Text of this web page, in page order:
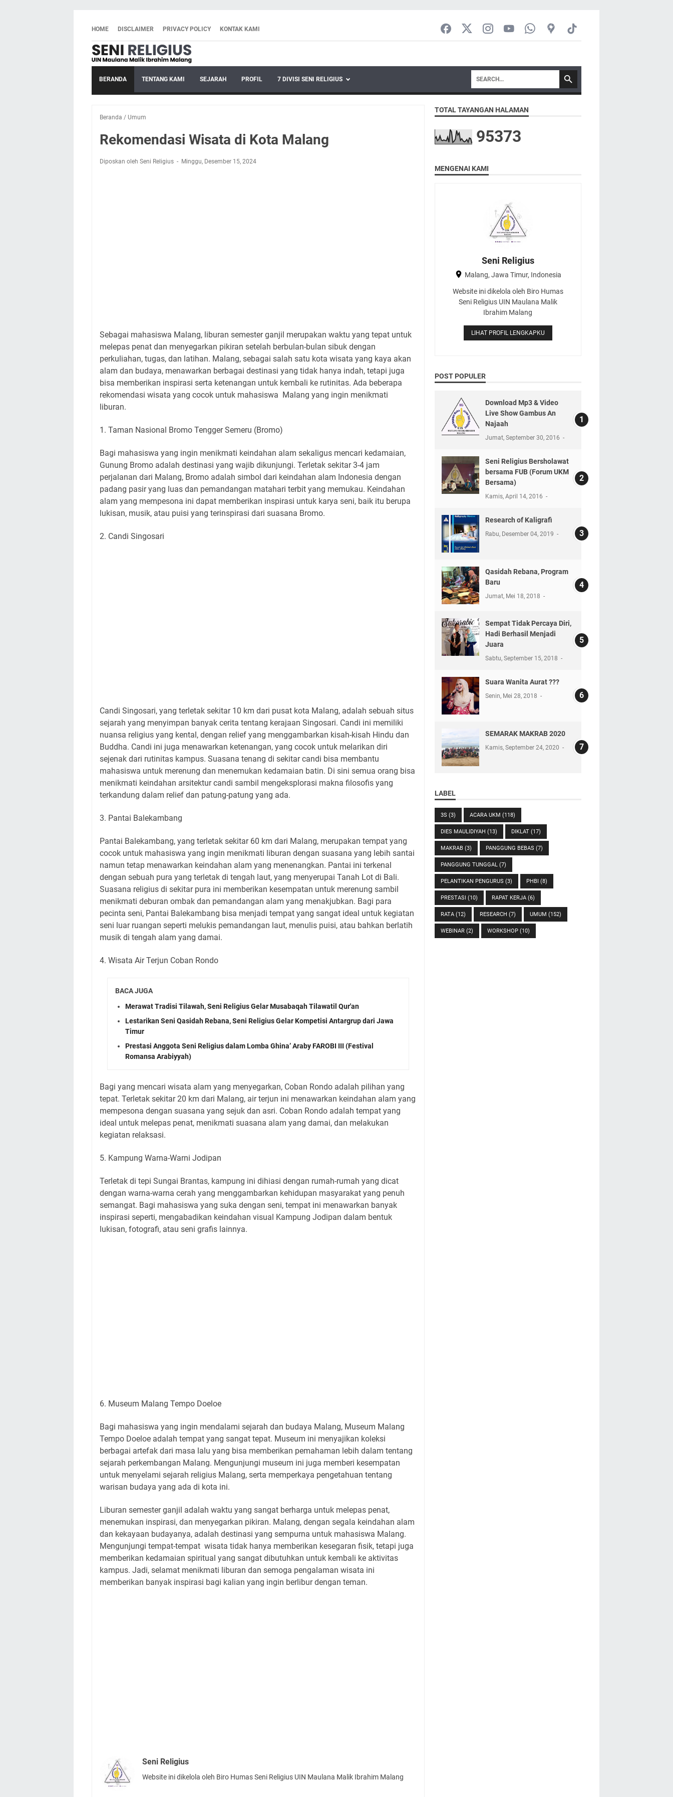
HOME DISCLAIMER PRIVACY POLICY KONTAK KAMI
BERANDA TENTANG KAMI SEJARAH PROFIL 7 DIVISI SENI RELIGIUS
Beranda / Umum
Rekomendasi Wisata di Kota Malang
Diposkan oleh Seni Religius Minggu, Desember 15, 2024
Sebagai mahasiswa Malang, liburan semester ganjil merupakan waktu yang tepat untuk
melepas penat dan menyegarkan pikiran setelah berbulan-bulan sibuk dengan
perkuliahan, tugas, dan latihan. Malang, sebagai salah satu kota wisata yang kaya akan
alam dan budaya, menawarkan berbagai destinasi yang tidak hanya indah, tetapi juga
bisa memberikan inspirasi serta ketenangan untuk kembali ke rutinitas. Ada beberapa
rekomendasi wisata yang cocok untuk mahasiswa Malang yang ingin menikmati
liburan.
1. Taman Nasional Bromo Tengger Semeru (Bromo)
Bagi mahasiswa yang ingin menikmati keindahan alam sekaligus mencari kedamaian,
Gunung Bromo adalah destinasi yang wajib dikunjungi. Terletak sekitar 3-4 jam
perjalanan dari Malang, Bromo adalah simbol dari keindahan alam Indonesia dengan
padang pasir yang luas dan pemandangan matahari terbit yang memukau. Keindahan
alam yang mempesona ini dapat memberikan inspirasi untuk karya seni, baik itu berupa
lukisan, musik, atau puisi yang terinspirasi dari suasana Bromo.
2. Candi Singosari
Candi Singosari, yang terletak sekitar 10 km dari pusat kota Malang, adalah sebuah situs
sejarah yang menyimpan banyak cerita tentang kerajaan Singosari. Candi ini memiliki
nuansa religius yang kental, dengan relief yang menggambarkan kisah-kisah Hindu dan
Buddha. Candi ini juga menawarkan ketenangan, yang cocok untuk melarikan diri
sejenak dari rutinitas kampus. Suasana tenang di sekitar candi bisa membantu
mahasiswa untuk merenung dan menemukan kedamaian batin. Di sini semua orang bisa
menikmati keindahan arsitektur candi sambil mengeksplorasi makna filosofis yang
terkandung dalam relief dan patung-patung yang ada.
3. Pantai Balekambang
Pantai Balekambang, yang terletak sekitar 60 km dari Malang, merupakan tempat yang
cocok untuk mahasiswa yang ingin menikmati liburan dengan suasana yang lebih santai
namun tetap menawarkan keindahan alam yang menenangkan. Pantai ini terkenal
dengan sebuah pura yang terletak di tengah laut, yang menyerupai Tanah Lot di Bali.
Suasana religius di sekitar pura ini memberikan kesempatan untuk merenung sambil
menikmati deburan ombak dan pemandangan alam yang menakjubkan. Bagi para
pecinta seni, Pantai Balekambang bisa menjadi tempat yang sangat ideal untuk kegiatan
seni luar ruangan seperti melukis pemandangan laut, menulis puisi, atau bahkan berlatih
musik di tengah alam yang damai.
4. Wisata Air Terjun Coban Rondo
BACA JUGA
Merawat Tradisi Tilawah, Seni Religius Gelar Musabaqah Tilawatil Qur'an
Lestarikan Seni Qasidah Rebana, Seni Religius Gelar Kompetisi Antargrup dari Jawa
Timur
Prestasi Anggota Seni Religius dalam Lomba Ghina’ Araby FAROBI III (Festival
Romansa Arabiyyah)
Bagi yang mencari wisata alam yang menyegarkan, Coban Rondo adalah pilihan yang
tepat. Terletak sekitar 20 km dari Malang, air terjun ini menawarkan keindahan alam yang
mempesona dengan suasana yang sejuk dan asri. Coban Rondo adalah tempat yang
ideal untuk melepas penat, menikmati suasana alam yang damai, dan melakukan
kegiatan relaksasi.
5. Kampung Warna-Warni Jodipan
Terletak di tepi Sungai Brantas, kampung ini dihiasi dengan rumah-rumah yang dicat
dengan warna-warna cerah yang menggambarkan kehidupan masyarakat yang penuh
semangat. Bagi mahasiswa yang suka dengan seni, tempat ini menawarkan banyak
inspirasi seperti, mengabadikan keindahan visual Kampung Jodipan dalam bentuk
lukisan, fotografi, atau seni grafis lainnya.
6. Museum Malang Tempo Doeloe
Bagi mahasiswa yang ingin mendalami sejarah dan budaya Malang, Museum Malang
Tempo Doeloe adalah tempat yang sangat tepat. Museum ini menyajikan koleksi
berbagai artefak dari masa lalu yang bisa memberikan pemahaman lebih dalam tentang
sejarah perkembangan Malang. Mengunjungi museum ini juga memberi kesempatan
untuk menyelami sejarah religius Malang, serta memperkaya pengetahuan tentang
warisan budaya yang ada di kota ini.
Liburan semester ganjil adalah waktu yang sangat berharga untuk melepas penat,
menemukan inspirasi, dan menyegarkan pikiran. Malang, dengan segala keindahan alam
dan kekayaan budayanya, adalah destinasi yang sempurna untuk mahasiswa Malang.
Mengunjungi tempat-tempat wisata tidak hanya memberikan kesegaran fisik, tetapi juga
memberikan kedamaian spiritual yang sangat dibutuhkan untuk kembali ke aktivitas
kampus. Jadi, selamat menikmati liburan dan semoga pengalaman wisata ini
memberikan banyak inspirasi bagi kalian yang ingin berlibur dengan teman.
Seni Religius
Website ini dikelola oleh Biro Humas Seni Religius UIN Maulana Malik Ibrahim Malang
TOTAL TAYANGAN HALAMAN
95373
MENGENAI KAMI
Seni Religius
Malang, Jawa Timur, Indonesia
Website ini dikelola oleh Biro Humas
Seni Religius UIN Maulana Malik
Ibrahim Malang
LIHAT PROFIL LENGKAPKU
POST POPULER
Download Mp3 & Video
Live Show Gambus An
Najaah
Jumat, September 30, 2016
Seni Religius Bersholawat
bersama FUB (Forum UKM
Bersama)
Kamis, April 14, 2016
Research of Kaligrafi
Rabu, Desember 04, 2019
Qasidah Rebana, Program
Baru
Jumat, Mei 18, 2018
Sempat Tidak Percaya Diri,
Hadi Berhasil Menjadi
Juara
Sabtu, September 15, 2018
Suara Wanita Aurat ???
Senin, Mei 28, 2018
SEMARAK MAKRAB 2020
Kamis, September 24, 2020
LABEL
3S (3) ACARA UKM (118)
DIES MAULIDIYAH (13) DIKLAT (17)
MAKRAB (3) PANGGUNG BEBAS (7)
PANGGUNG TUNGGAL (7)
PELANTIKAN PENGURUS (3) PHBI (8)
PRESTASI (10) RAPAT KERJA (6)
RATA (12) RESEARCH (7) UMUM (152)
WEBINAR (2) WORKSHOP (10)